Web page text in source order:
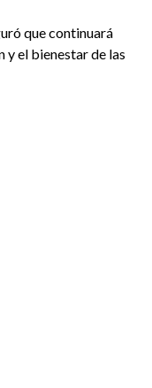
que continuará
y el bienestar de las